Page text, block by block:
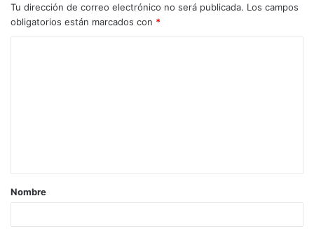
Tu dirección de correo electrónico no será publicada. Los campos
obligatorios están marcados con *
Nombre